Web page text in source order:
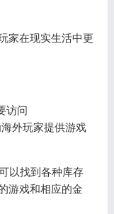
家在现实生活中更
访问
外玩家提供游戏
以找到各种库存
游戏和相应的金